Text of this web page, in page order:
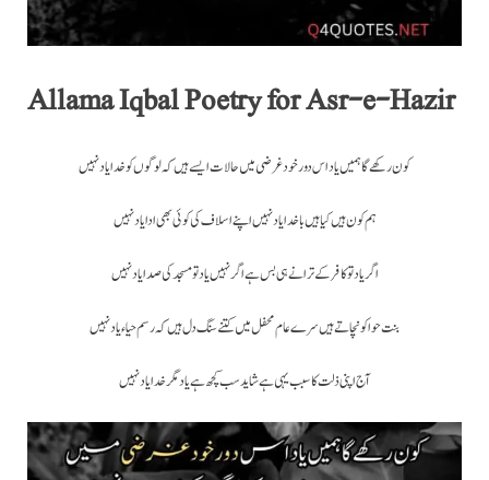
Allama Iqbal Poetry for Asr-e-Hazir
کون رکھے گا ہمیں یاد اس دور خود غرضی میں حالات ایسے ہیں کہ لوگوں کو خدا یاد نہیں
ہم کون ہیں کیا ہیں باخدا یاد نہیں اپنے اسلاف کی کوئی بھی ادا یاد نہیں
اگر یاد تو کافر کے ترانے ہی بس ہے اگر نہیں یاد تو مسجد کی صدا یاد نہیں
بنت حوا کو نچاتے ہیں سرے عام محفل میں کتنے سنگ دل ہیں کہ رسم حیاء یاد نہیں
آج اپنی ذلت کا سبب یہی ہے شاید سب کچھ ہے یاد مگر خدا یاد نہیں